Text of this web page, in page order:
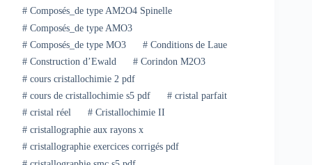
#Composés_de type AM2O4 Spinelle
#Composés_de type AMO3
#Composés_de type MO3 #Conditions de Laue
#Construction d’Ewald #Corindon M2O3
#cours cristallochimie 2 pdf
#cours de cristallochimie s5 pdf #cristal parfait
#cristal réel #Cristallochimie II
#cristallographie aux rayons x
#cristallographie exercices corrigés pdf